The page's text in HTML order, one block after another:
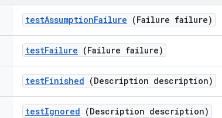
testAssumptionFailure (Failure failure)
testFailure (Failure failure)
testFinished (Description description)
testIgnored (Description description)